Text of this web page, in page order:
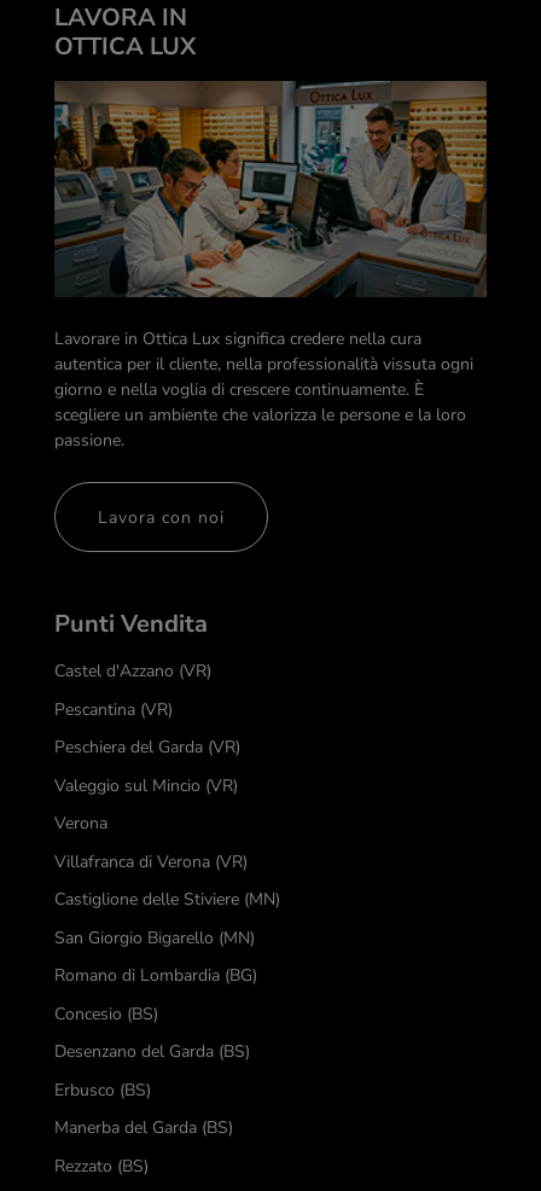
Punti Vendita
Castel d'Azzano (VR)
Pescantina (VR)
Peschiera del Garda (VR)
Valeggio sul Mincio (VR)
Verona
Villafranca di Verona (VR)
Castiglione delle Stiviere (MN)
San Giorgio Bigarello (MN)
Romano di Lombardia (BG)
Concesio (BS)
Desenzano del Garda (BS)
Erbusco (BS)
Manerba del Garda (BS)
Rezzato (BS)
LAVORA IN
OTTICA LUX
Lavorare in Ottica Lux significa credere nella cura
autentica per il cliente, nella professionalità vissuta ogni
giorno e nella voglia di crescere continuamente. È
scegliere un ambiente che valorizza le persone e la loro
passione.
Lavora con noi